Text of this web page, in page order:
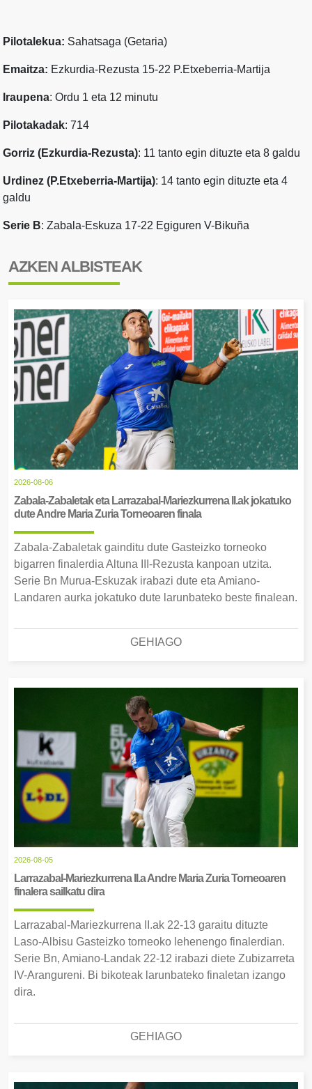
Pilotalekua: Sahatsaga (Getaria)
Emaitza: Ezkurdia-Rezusta 15-22 P.Etxeberria-Martija
Iraupena: Ordu 1 eta 12 minutu
Pilotakadak: 714
Gorriz (Ezkurdia-Rezusta): 11 tanto egin dituzte eta 8 galdu
Urdinez (P.Etxeberria-Martija): 14 tanto egin dituzte eta 4
galdu
Serie B: Zabala-Eskuza 17-22 Egiguren V-Bikuña
AZKEN ALBISTEAK
2026-08-06
Zabala-Zabaletak eta Larrazabal-Mariezkurrena II.ak jokatuko
dute Andre Maria Zuria Torneoaren finala
Zabala-Zabaletak gainditu dute Gasteizko torneoko
bigarren finalerdia Altuna III-Rezusta kanpoan utzita.
Serie Bn Murua-Eskuzak irabazi dute eta Amiano-
Landaren aurka jokatuko dute larunbateko beste finalean.
GEHIAGO
2026-08-05
Larrazabal-Mariezkurrena II.a Andre Maria Zuria Torneoaren
finalera sailkatu dira
Larrazabal-Mariezkurrena II.ak 22-13 garaitu dituzte
Laso-Albisu Gasteizko torneoko lehenengo finalerdian.
Serie Bn, Amiano-Landak 22-12 irabazi diete Zubizarreta
IV-Arangureni. Bi bikoteak larunbateko finaletan izango
dira.
GEHIAGO